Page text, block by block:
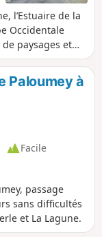
l’Estuaire de la
Occidentale
paysages et
du Médoc et des
îles
Paloumey à
Facile
passage
sans difficultés
et La Lagune.